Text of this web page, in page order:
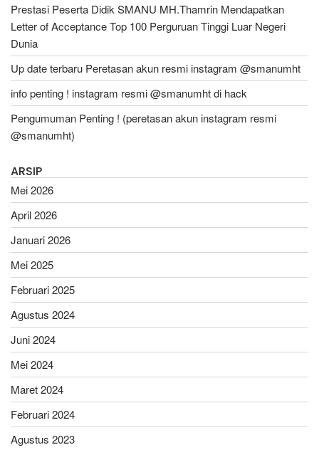
Prestasi Peserta Didik SMANU MH.Thamrin Mendapatkan
Letter of Acceptance Top 100 Perguruan Tinggi Luar Negeri
Dunia
Up date terbaru Peretasan akun resmi instagram @smanumht
info penting ! instagram resmi @smanumht di hack
Pengumuman Penting ! (peretasan akun instagram resmi
@smanumht)
ARSIP
Mei 2026
April 2026
Januari 2026
Mei 2025
Februari 2025
Agustus 2024
Juni 2024
Mei 2024
Maret 2024
Februari 2024
Agustus 2023